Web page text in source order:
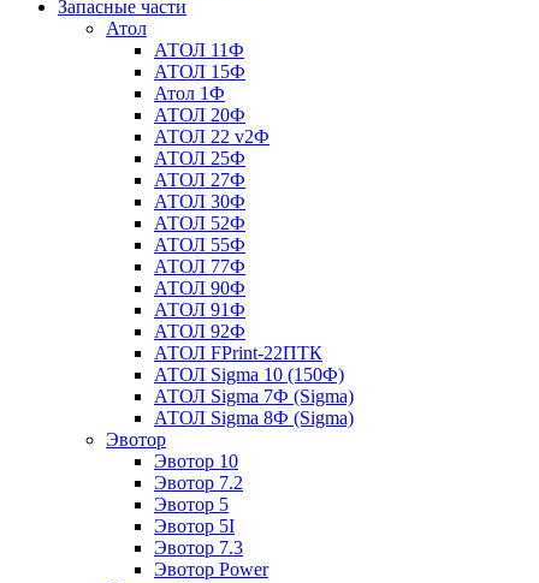
Запасные части
Атол
АТОЛ 11Ф
АТОЛ 15Ф
Атол 1Ф
АТОЛ 20Ф
АТОЛ 22 v2Ф
АТОЛ 25Ф
АТОЛ 27Ф
АТОЛ 30Ф
АТОЛ 52Ф
АТОЛ 55Ф
АТОЛ 77Ф
АТОЛ 90Ф
АТОЛ 91Ф
АТОЛ 92Ф
АТОЛ FPrint-22ПТК
АТОЛ Sigma 10 (150Ф)
АТОЛ Sigma 7Ф (Sigma)
АТОЛ Sigma 8Ф (Sigma)
Эвотор
Эвотор 10
Эвотор 7.2
Эвотор 5
Эвотор 5I
Эвотор 7.3
Эвотор Power